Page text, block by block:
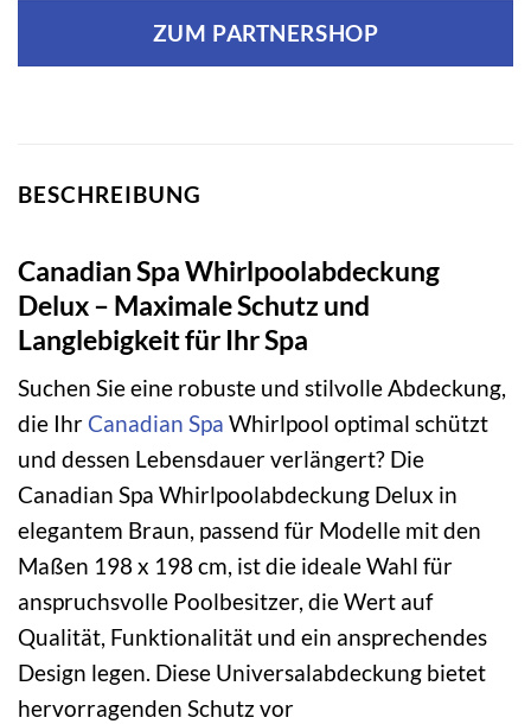
ZUM PARTNERSHOP
BESCHREIBUNG
Canadian Spa Whirlpoolabdeckung
Delux – Maximale Schutz und
Langlebigkeit für Ihr Spa
Suchen Sie eine robuste und stilvolle Abdeckung,
die Ihr Canadian Spa Whirlpool optimal schützt
und dessen Lebensdauer verlängert? Die
Canadian Spa Whirlpoolabdeckung Delux in
elegantem Braun, passend für Modelle mit den
Maßen 198 x 198 cm, ist die ideale Wahl für
anspruchsvolle Poolbesitzer, die Wert auf
Qualität, Funktionalität und ein ansprechendes
Design legen. Diese Universalabdeckung bietet
hervorragenden Schutz vor